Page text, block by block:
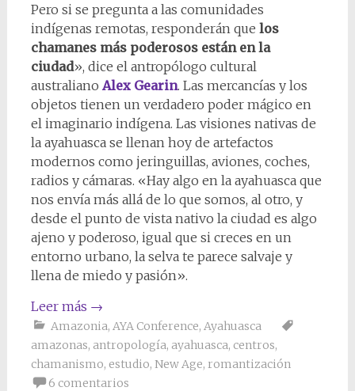
Pero si se pregunta a las comunidades
indígenas remotas, responderán que los
chamanes más poderosos están en la
ciudad», dice el antropólogo cultural
australiano Alex Gearin. Las mercancías y los
objetos tienen un verdadero poder mágico en
el imaginario indígena. Las visiones nativas de
la ayahuasca se llenan hoy de artefactos
modernos como jeringuillas, aviones, coches,
radios y cámaras. «Hay algo en la ayahuasca que
nos envía más allá de lo que somos, al otro, y
desde el punto de vista nativo la ciudad es algo
ajeno y poderoso, igual que si creces en un
entorno urbano, la selva te parece salvaje y
llena de miedo y pasión».
Leer más →
Amazonia, AYA Conference, Ayahuasca
amazonas, antropología, ayahuasca, centros,
chamanismo, estudio, New Age, romantización
6 comentarios